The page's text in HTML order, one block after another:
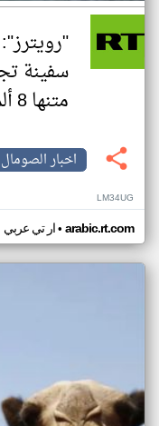
سفينة
متنها 8 ألمان و10 فلبينيين
اخبار الصومال
LM34UG
ار تي عربي• arabic.rt.com